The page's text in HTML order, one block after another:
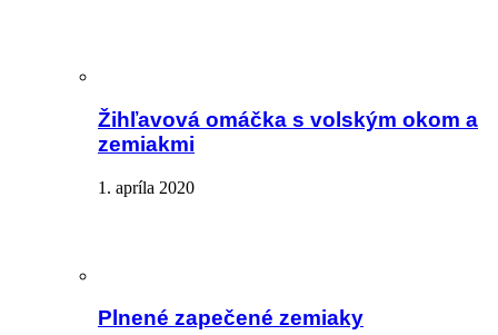
Žihľavová omáčka s volským okom a
zemiakmi
1. apríla 2020
Plnené zapečené zemiaky